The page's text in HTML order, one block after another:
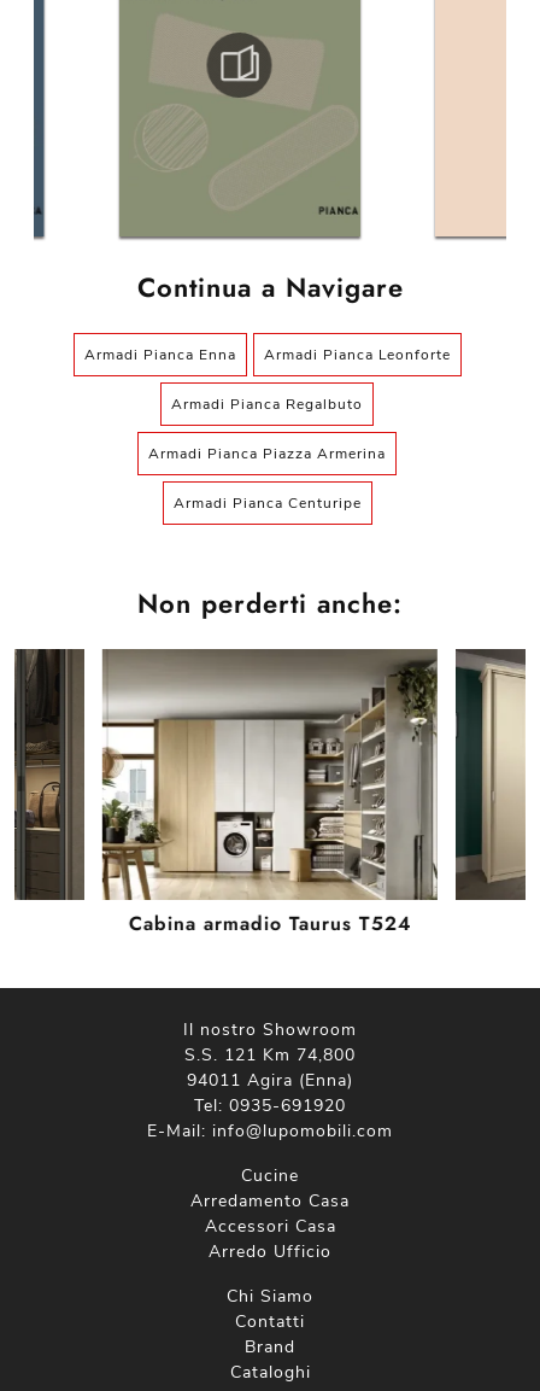
Continua a Navigare
Armadi Pianca Enna Armadi Pianca Leonforte
Armadi Pianca Regalbuto
Armadi Pianca Piazza Armerina
Armadi Pianca Centuripe
Non perderti anche:
Cabina armadio Taurus T524
Il nostro Showroom
S.S. 121 Km 74,800
94011 Agira (Enna)
Tel: 0935-691920
E-Mail: info@lupomobili.com
Cucine
Arredamento Casa
Accessori Casa
Arredo Ufficio
Chi Siamo
Contatti
Brand
Cataloghi